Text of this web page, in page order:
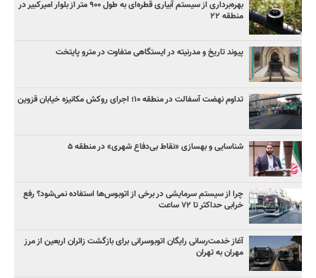
بهره‌برداری از سیستم آبیاری قطره‌ای به طول ۹۰۰ متر از بلوار امیرکبیر در
منطقه ۲۲
پیوند تاریخ و مدرنیته در ایستگاهی متفاوت در مترو پایتخت
تداوم نهضت آسفالت در منطقه ۱۰؛ اجرای روکش مکانیزه خیابان قزوین
شناسایی و بهسازی «نقاط بی‌دفاع شهری» در منطقه ۵
چرا از سیستم سرمایشی در برخی از اتوبوس‌ها استفاده نمی‌شود؟ رفع
خرابی حداکثر تا ۷۲ ساعت
آغاز خدمت‌رسانی رایگان اتوبوسرانی برای بازگشت زائران اربعین از مرز
مهران به تهران